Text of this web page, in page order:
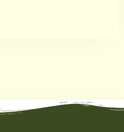
aspernatur cumque harum
molestiae saepe, possimus